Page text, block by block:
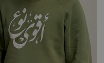
sin metodarsenal.